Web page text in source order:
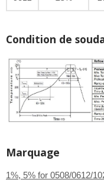
Condition de
Marquage
1%, 5% for 0508/0612/